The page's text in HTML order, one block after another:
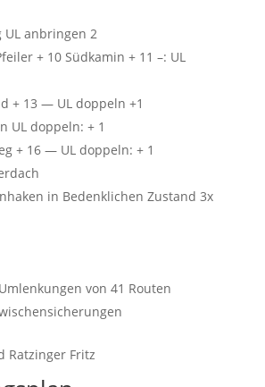
UL anbringen 2
+ 10 Südkamin + 11 –: UL
+ 13 — UL doppeln +1
UL doppeln: + 1
+ 16 — UL doppeln: + 1
in Bedenklichen Zustand 3x
von 41 Routen
Ratzinger Fritz